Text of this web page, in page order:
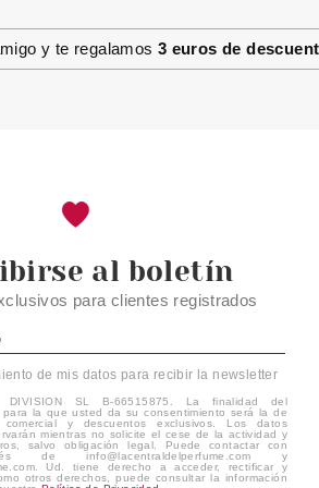
desde
y te regalamos 3 euros de
al boletín
para clientes registrados
de mis datos para recibir la newsletter
DIVISION SL B-66515875. La finalidad del
la que usted da su consentimiento será la de
comercial y descuentos exclusivos. Los datos
mientras no solicite el cese de la actividad y
salvo obligación legal. Puede contactar con
de info@lacentraldelperfume.com y
Ud. tiene derecho a acceder, rectificar y
otros derechos, puede consultar la información